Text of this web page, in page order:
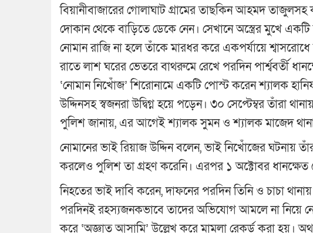
বিয়ানীবাজারের গোলাঘাট গ্রামের তাছকিন আহমদ
দোকান থেকে বাড়িতে ডেকে নেন। সেখানে অস্ত্রের মুখে একটি
নোমান রাজি না হলে তাঁকে মারধর করে একপর্যায়ে
রাতে লাশ ঘরের ভেতরে বাথরুমে রেখে পরদিন পার্শ্ববর্তী
‘নোমান নিখোঁজ’ শিরোনামে একটি পোস্ট করেন শ্যালক
উদ্দিনসহ স্বজনরা উদ্বিগ্ন হয়ে পড়েন। ৩০ সেপ্টেম্বর তাঁরা
পুলিশ জানায়, এর আগেই শ্যালক সুমন ও শ্যালক মাজেদ
নোমানের ভাই রিয়াজ উদ্দিন বলেন, ভাই নিখোঁজের ঘটনায়
করলেও পুলিশ তা গ্রহণ করেনি। এরপর ১ অক্টোবর ধানক্ষেত
নিহতের ভাই দাবি করেন, দাফনের পরদিন তিনি ও চাচা
পরদিনই রহস্যজনকভাবে তাদের অভিযোগ আমলে না নিয়ে
করে ‘অজ্ঞাত আসামি’ উল্লেখ করে মামলা রেকর্ড করা হয়।